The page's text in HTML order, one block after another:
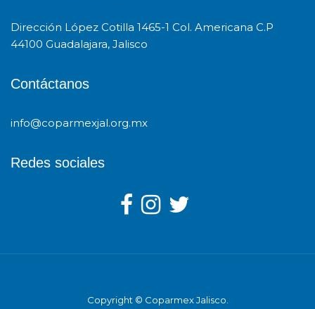
Dirección López Cotilla 1465-1 Col. Americana C.P
44100 Guadalajara, Jalisco
Contáctanos
info@coparmexjal.org.mx
Redes sociales
Copyright © Coparmex Jalisco.